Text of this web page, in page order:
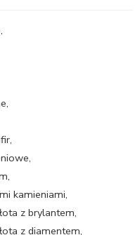
,
,
,
,
,
kamieniami,
z brylantem,
z diamentem,